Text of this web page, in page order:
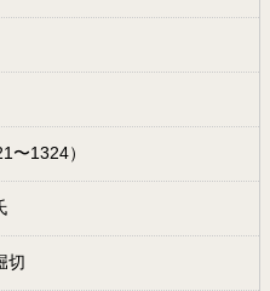
〜1324）
切